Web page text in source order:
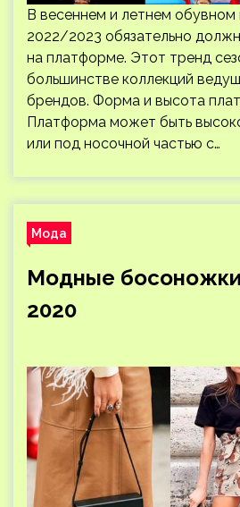
В весеннем и летнем обувном
2022/2023 обязательно
на платформе. Этот тренд
большинстве коллекций
брендов. Форма и высота
Платформа может быть
или под носочной частью с…
Мода
Модные
2020